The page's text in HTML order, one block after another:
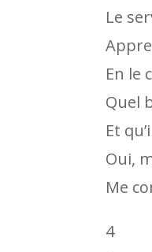
Le
En le
Quel
Et
Oui,
Me
4